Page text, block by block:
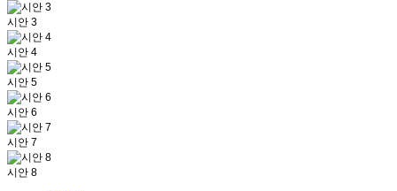
시안 3
시안 4
시안 5
시안 6
시안 7
시안 8